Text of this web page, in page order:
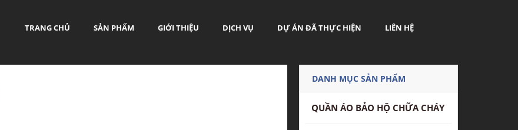
TRANG CHỦ SẢN PHẨM GIỚI THIỆU DỊCH VỤ DỰ ÁN ĐÃ THỰC HIỆN LIÊN HỆ
DANH MỤC SẢN PHẨM
QUẦN ÁO BẢO HỘ CHỮA CHÁY